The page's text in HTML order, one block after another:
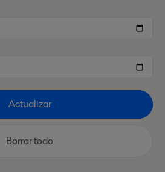
Actualizar
Borrar todo